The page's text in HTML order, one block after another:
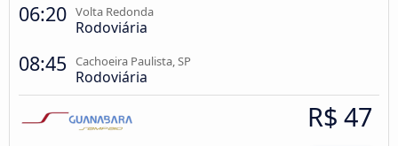
06:20 Volta Redonda
Rodoviária
08:45 Cachoeira Paulista, SP
Rodoviária
R$ 47